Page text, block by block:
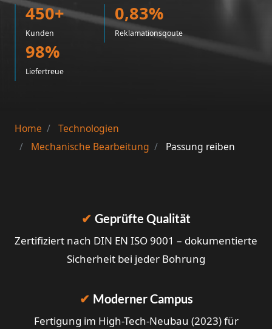
450+
Kunden
0,83%
Reklamationsqoute
98%
Liefertreue
Home
Technologien
Mechanische Bearbeitung
Passung reiben
✔ Geprüfte Qualität
Zertifiziert nach DIN EN ISO 9001 – dokumentierte
Sicherheit bei jeder Bohrung
✔ Moderner Campus
Fertigung im High-Tech-Neubau (2023) für